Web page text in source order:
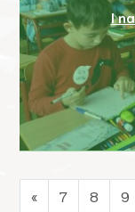
I
« 7 8 9